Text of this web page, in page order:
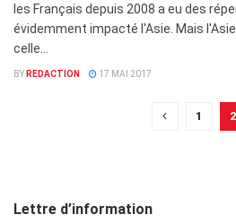
les Français depuis 2008 a eu des
évidemment impacté l'Asie. Mais
celle...
BY REDACTION 17 MAI 2017
1 2
Lettre d’information